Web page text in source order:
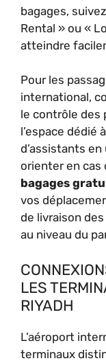
bagages,
Rental » ou «
atteindre
Pour les
international,
le contrôle des
l’espace dédié
d’assistants
orienter en cas
bagages
vos
de livraison
au niveau du
LES
RIYADH
L’aéroport
terminaux